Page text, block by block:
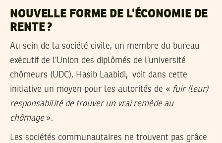
NOUVELLE FORME DE L’ÉCONOMIE DE
RENTE ?
Au sein de la société civile, un membre du bureau
exécutif de l’Union des diplômés de l’université
chômeurs (UDC), Hasib Laabidi, voit dans cette
initiative un moyen pour les autorités de « fuir (leur)
responsabilité de trouver un vrai remède au
chômage».
Les sociétés communautaires ne trouvent pas grâce